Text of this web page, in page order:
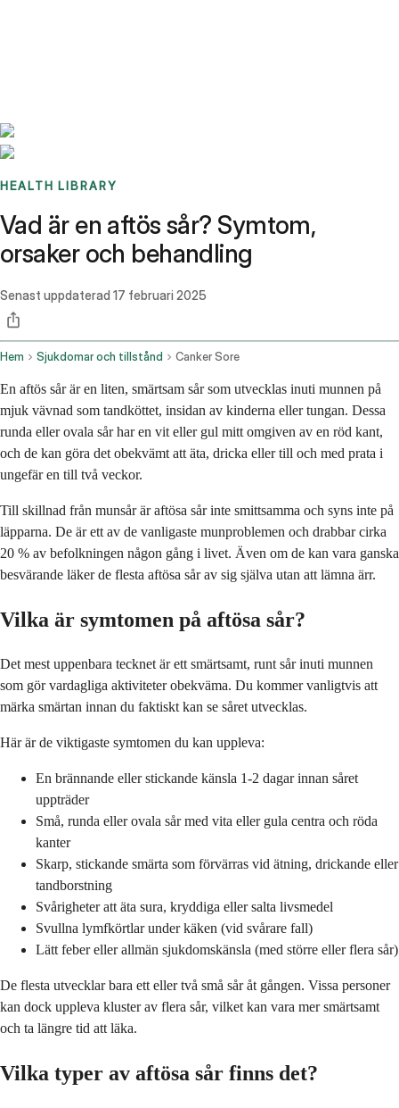
HEALTH LIBRARY
Vad är en aftös sår? Symtom,
orsaker och behandling
Senast uppdaterad 17 februari 2025
Hem Sjukdomar och tillstånd Canker Sore
En aftös sår är en liten, smärtsam sår som utvecklas inuti munnen på
mjuk vävnad som tandköttet, insidan av kinderna eller tungan. Dessa
runda eller ovala sår har en vit eller gul mitt omgiven av en röd kant,
och de kan göra det obekvämt att äta, dricka eller till och med prata i
ungefär en till två veckor.
Till skillnad från munsår är aftösa sår inte smittsamma och syns inte på
läpparna. De är ett av de vanligaste munproblemen och drabbar cirka
20 % av befolkningen någon gång i livet. Även om de kan vara ganska
besvärande läker de flesta aftösa sår av sig själva utan att lämna ärr.
Vilka är symtomen på aftösa sår?
Det mest uppenbara tecknet är ett smärtsamt, runt sår inuti munnen
som gör vardagliga aktiviteter obekväma. Du kommer vanligtvis att
märka smärtan innan du faktiskt kan se såret utvecklas.
Här är de viktigaste symtomen du kan uppleva:
En brännande eller stickande känsla 1-2 dagar innan såret
uppträder
Små, runda eller ovala sår med vita eller gula centra och röda
kanter
Skarp, stickande smärta som förvärras vid ätning, drickande eller
tandborstning
Svårigheter att äta sura, kryddiga eller salta livsmedel
Svullna lymfkörtlar under käken (vid svårare fall)
Lätt feber eller allmän sjukdomskänsla (med större eller flera sår)
De flesta utvecklar bara ett eller två små sår åt gången. Vissa personer
kan dock uppleva kluster av flera sår, vilket kan vara mer smärtsamt
och ta längre tid att läka.
Vilka typer av aftösa sår finns det?